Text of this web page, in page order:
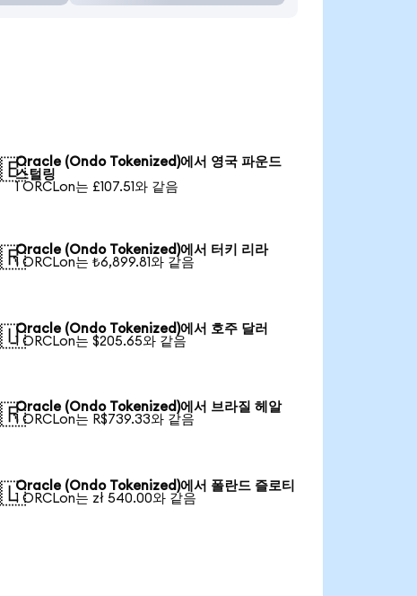
Oracle (Ondo Tokenized)에서 영국 파운드
스털링
1 ORCLon는 £107.51와 같음
Oracle (Ondo Tokenized)에서 터키 리라
1 ORCLon는 ₺6,899.81와 같음
Oracle (Ondo Tokenized)에서 호주 달러
1 ORCLon는 $205.65와 같음
Oracle (Ondo Tokenized)에서 브라질 헤알
1 ORCLon는 R$739.33와 같음
Oracle (Ondo Tokenized)에서 폴란드 즐로티
1 ORCLon는 zł 540.00와 같음